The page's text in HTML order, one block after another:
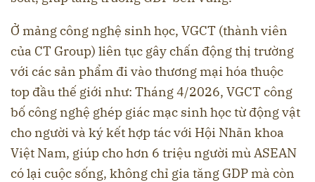
Ở mảng công nghệ sinh học, VGCT (thành viên
của CT Group) liên tục gây chấn động thị trường
với các sản phẩm đi vào thương mại hóa thuộc
top đầu thế giới như: Tháng 4/2026, VGCT công
bố công nghệ ghép giác mạc sinh học từ động vật
cho người và ký kết hợp tác với Hội Nhãn khoa
Việt Nam, giúp cho hơn 6 triệu người mù ASEAN
có lại cuộc sống, không chỉ gia tăng GDP mà còn